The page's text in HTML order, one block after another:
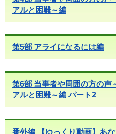
アルと困難～編
第5部 アライになるには編
第6部 当事者や周囲の方の声
アルと困難～編 パート2
番外編 【ゆっくり動画】あ